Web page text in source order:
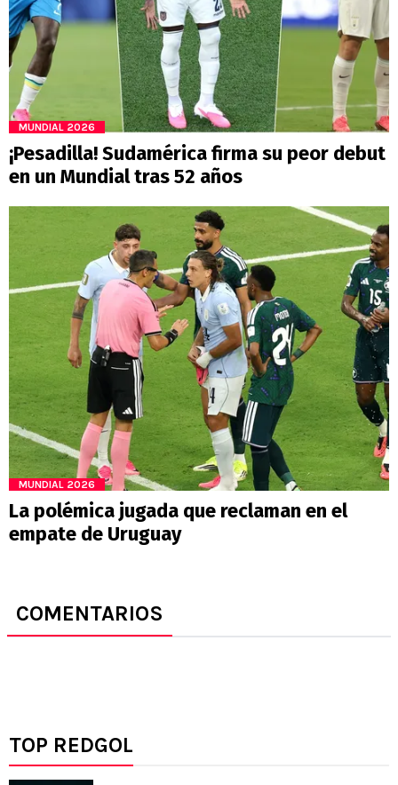
MUNDIAL 2026
¡Pesadilla! Sudamérica firma su peor debut
en un Mundial tras 52 años
MUNDIAL 2026
La polémica jugada que reclaman en el
empate de Uruguay
COMENTARIOS
TOP REDGOL